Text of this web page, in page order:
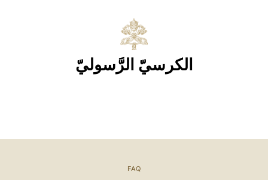
الكرسيّ الرَّسوليّ
FAQ